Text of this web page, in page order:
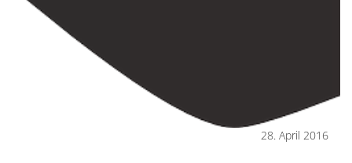
28. April 2016